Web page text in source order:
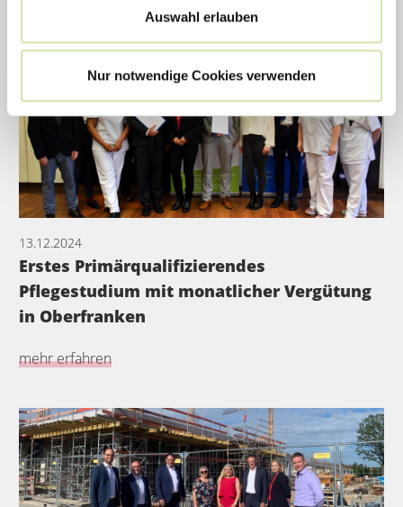
Auswahl erlauben
Nur notwendige Cookies verwenden
13.12.2024
Erstes Primärqualifizierendes
Pflegestudium mit monatlicher Vergütung
in Oberfranken
mehr erfahren